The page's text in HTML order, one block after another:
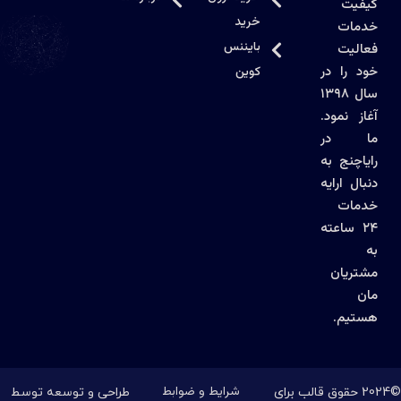
کیفیت
خدمات
فعالیت
خود را در
سال ۱۳۹۸
آغاز نمود.
ما در
رایاچنج به
دنبال ارايه
خدمات
۲۴ ساعته
به
مشتریان
مان
هستیم.
خرید
بایننس
کوین
©2024 حقوق قالب برای شرایط و ضوابط طراحی و توسعه توسط